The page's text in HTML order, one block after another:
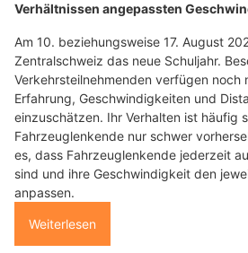
Verhältnissen angepassten
Am 10. beziehungsweise 17. August
Zentralschweiz das neue Schuljahr.
Verkehrsteilnehmenden verfügen noch
Erfahrung, Geschwindigkeiten und
einzuschätzen. Ihr Verhalten ist häufig
Fahrzeuglenkende nur schwer
es, dass Fahrzeuglenkende jederzeit
sind und ihre Geschwindigkeit den
anpassen.
Weiterlesen